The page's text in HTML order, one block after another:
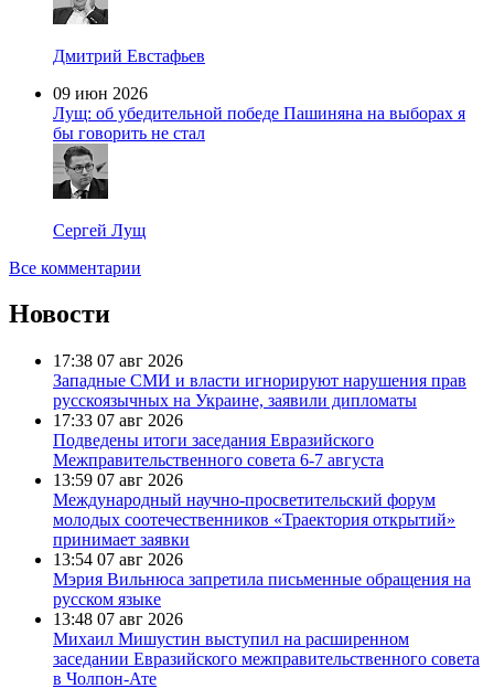
Дмитрий Евстафьев
09 июн 2026
Лущ: об убедительной победе Пашиняна на выборах я
бы говорить не стал
Сергей Лущ
Все комментарии
Новости
17:38 07 авг 2026
Западные СМИ и власти игнорируют нарушения прав
русскоязычных на Украине, заявили дипломаты
17:33 07 авг 2026
Подведены итоги заседания Евразийского
Межправительственного совета 6-7 августа
13:59 07 авг 2026
Международный научно-просветительский форум
молодых соотечественников «Траектория открытий»
принимает заявки
13:54 07 авг 2026
Мэрия Вильнюса запретила письменные обращения на
русском языке
13:48 07 авг 2026
Михаил Мишустин выступил на расширенном
заседании Евразийского межправительственного совета
в Чолпон-Ате